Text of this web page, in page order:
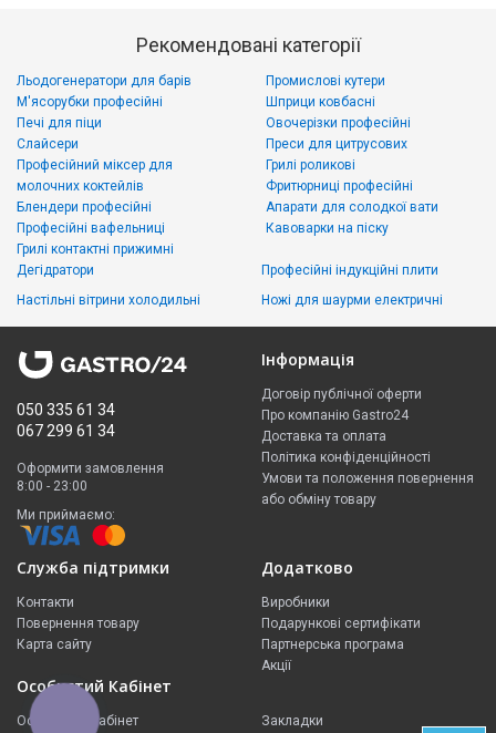
Рекомендовані категорії
Льодогенератори для барів
М'ясорубки професійні
Печі для піци
Слайсери
Промислові кутери
Шприци ковбасні
Овочерізки професійні
Преси для цитрусових
Професійний міксер для
молочних коктейлів
Блендери професійні
Професійні вафельниці
Грилі контактні прижимні
Грилі роликові
Фритюрниці професійні
Апарати для солодкої вати
Кавоварки на піску
Дегідратори
Настільні вітрини холодильні
Професійні індукційні плити
Ножі для шаурми електричні
050 335 61 34
067 299 61 34
Оформити замовлення
8:00 - 23:00
Ми приймаємо:
Інформація
Договір публічної оферти
Про компанію Gastro24
Доставка та оплата
Політика конфіденційності
Умови та положення повернення
або обміну товару
Служба підтримки
Контакти
Повернення товару
Карта сайту
Додатково
Виробники
Подарункові сертифікати
Партнерська програма
Акції
Особистий Кабінет
Особистий Кабінет Закладки